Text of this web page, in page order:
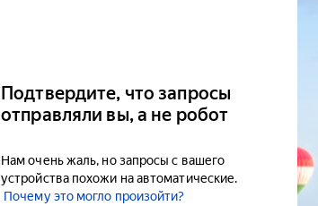
Подтвердите, что запросы
отправляли вы, а не робот
Нам очень жаль, но запросы с вашего
устройства похожи на автоматические.
Почему это могло произойти?